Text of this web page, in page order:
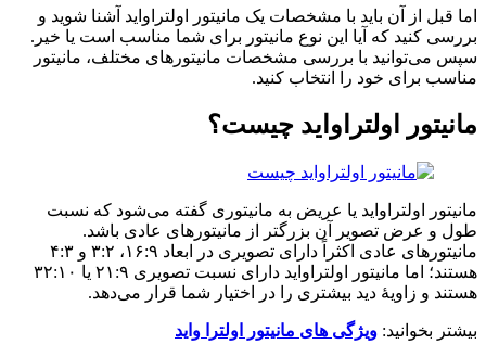
اما قبل از آن باید با مشخصات یک مانیتور اولتراواید آشنا شوید و
بررسی کنید که آیا این نوع مانیتور برای شما مناسب است یا خیر.
سپس می‌توانید با بررسی مشخصات مانیتورهای مختلف، مانیتور
مناسب برای خود را انتخاب کنید.
مانیتور اولتراواید چیست؟
مانیتور اولتراواید یا عریض به مانیتوری گفته می‌شود که نسبت
طول و عرض تصویر آن بزرگتر از مانیتورهای عادی باشد.
مانیتورهای عادی اکثراً دارای تصویری در ابعاد ۱۶:۹، ۳:۲ و ۴:۳
هستند؛ اما مانیتور اولتراواید دارای نسبت تصویری ۲۱:۹ یا ۳۲:۱۰
هستند و زاویۀ دید بیشتری را در اختیار شما قرار می‌دهد.
بیشتر بخوانید: ویژگی های مانیتور اولترا واید